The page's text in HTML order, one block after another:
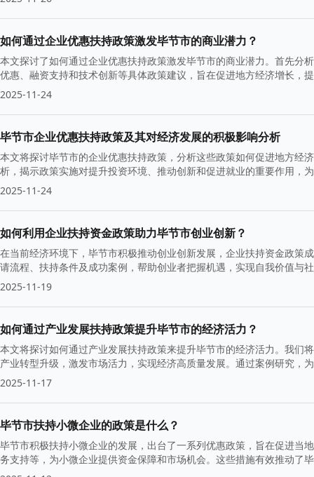
如何通过企业优惠扶持政策激发毕节市的商业潜力？
本文探讨了如何通过企业优惠扶持政策激发毕节市的商业潜力。首先分
优惠、融资支持和技术创新等具体政策建议，旨在促进地方经济增长，
2025-11-24
毕节市企业优惠扶持政策及其对经济发展的积极影响分析
本文将探讨毕节市的企业优惠扶持政策，分析这些政策如何促进地方经
析，揭示政策实施对提升投资环境、推动创新和促进就业的重要作用，
2025-11-24
如何利用企业扶持资金政策助力毕节市创业创新？
在当前经济环境下，毕节市积极推动创业创新发展，企业扶持资金政策
请流程、扶持条件及成功案例，帮助创业者把握机遇，实现自我价值与
间。
2025-11-19
如何通过产业发展扶持政策提升毕节市的经济活力？
本文将探讨如何通过产业发展扶持政策来提升毕节市的经济活力。我们
产业转型升级，激发市场活力，实现经济高质量发展。通过案例研究，
2025-11-17
毕节市扶持小微企业的政策是什么？
毕节市积极扶持小微企业的发展，出台了一系列优惠政策，旨在促进当
务支持等，为小微企业提供资金保障和市场机会。这些措施有效推动了